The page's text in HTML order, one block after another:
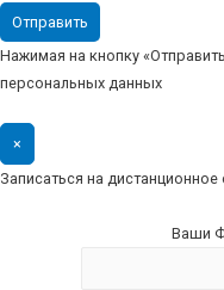
Нажимая на кнопку
персональных данных
×
Записаться на дистанционное
Ваши